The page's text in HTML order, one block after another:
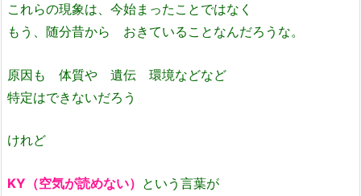
これらの現象は、今始まったことではなく
もう、随分昔から おきていることなんだろうな。
原因も 体質や 遺伝 環境などなど
特定はできないだろう
けれど
KY（空気が読めない） という言葉が